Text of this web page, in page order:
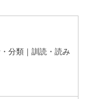
分類｜訓読・読み